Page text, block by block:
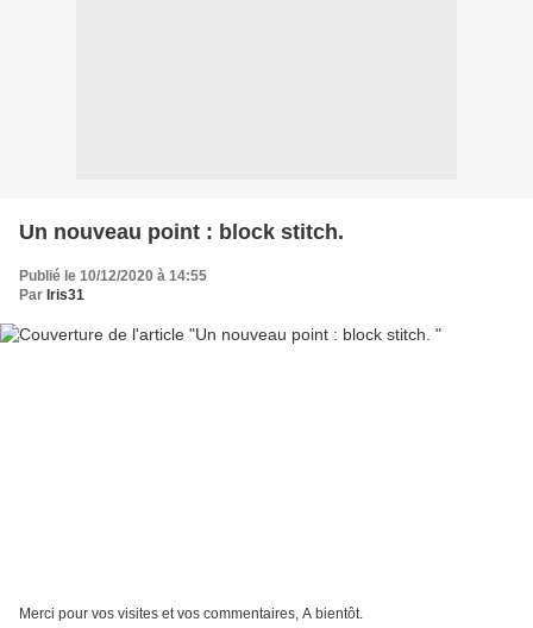
Un nouveau point : block stitch.
Publié le 10/12/2020 à 14:55
Par Iris31
Merci pour vos visites et vos commentaires, A bientôt.